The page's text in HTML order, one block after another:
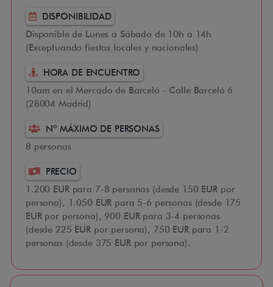
DISPONIBILIDAD
Disponible de Lunes a Sábado de 10h a 14h
(Exceptuando fiestas locales y nacionales)
HORA DE ENCUENTRO
10am en el Mercado de Barceló - Calle Barceló 6
(28004 Madrid)
Nº MÁXIMO DE PERSONAS
8 personas
PRECIO
1.200 EUR para 7-8 personas (desde 150 EUR por
persona), 1.050 EUR para 5-6 personas (desde 175
EUR por persona), 900 EUR para 3-4 personas
(desde 225 EUR por persona), 750 EUR para 1-2
personas (desde 375 EUR por persona).